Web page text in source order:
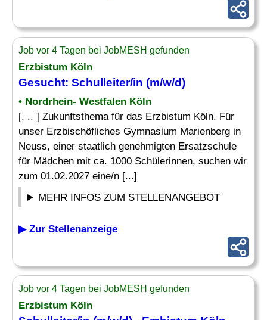
Job vor 4 Tagen bei JobMESH gefunden
Erzbistum Köln
Gesucht: Schulleiter/in (m/w/d)
• Nordrhein- Westfalen Köln
[. .. ] Zukunftsthema für das Erzbistum Köln. Für
unser Erzbischöfliches Gymnasium Marienberg in
Neuss, einer staatlich genehmigten Ersatzschule
für Mädchen mit ca. 1000 Schülerinnen, suchen wir
zum 01.02.2027 eine/n [...]
MEHR INFOS ZUM STELLENANGEBOT
▶ Zur Stellenanzeige
Job vor 4 Tagen bei JobMESH gefunden
Erzbistum Köln